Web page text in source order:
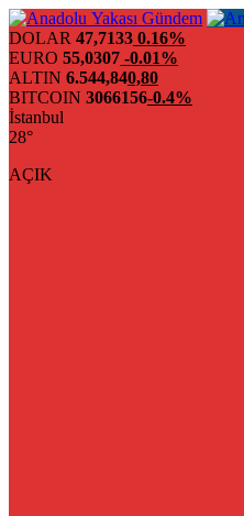
DOLAR 47,7133 0.16%
EURO 55,0307 -0.01%
ALTIN 6.544,840,80
BITCOIN 3066156-0.4%
İstanbul
28°
AÇIK